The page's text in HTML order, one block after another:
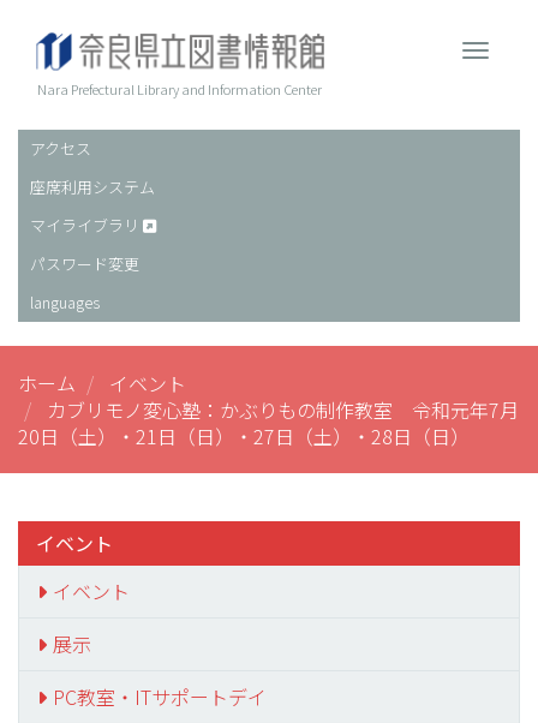
Nara Prefectural Library and Information Center
ヘ
ッ
ダ
ー
アクセス
座席利用システム
マイライブラリ
パスワード変更
languages
ホーム
イベント
カブリモノ変心塾：かぶりもの制作教室 令和元年7月
20日（土）・21日（日）・27日（土）・28日（日）
イベント
イベント
展示
PC教室・ITサポートデイ